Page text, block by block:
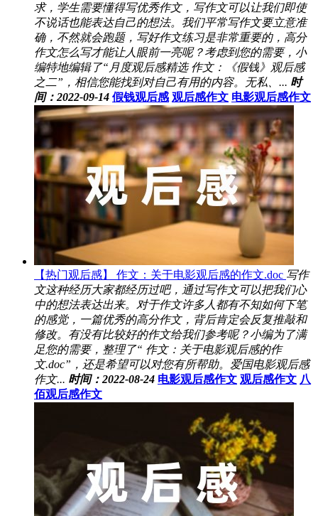
求，学生需要懂得写优秀作文，写作文可以让我们即使
不说话也能表达自己的想法。我们平常写作文要立意准
确，不然就会跑题，写好作文练习是非常重要的，高分
作文怎么写才能让人眼前一亮呢？考虑到您的需要，小
编特地编辑了“月度观后感精选 作文：《假钱》观后感
之二”，相信您能找到对自己有用的内容。无私、... 时
间：2022-09-14 假钱观后感 观后感作文 电影观后感作文
【热门观后感】 作文：关于电影观后感的作文.doc 写作
文这种经历大家都经历过吧，通过写作文可以把我们心
中的想法表达出来。对于作文许多人都有不知如何下笔
的感觉，一篇优秀的高分作文，背后肯定会反复推敲和
修改。有没有比较好的作文给我们参考呢？小编为了满
足您的需要，整理了“ 作文：关于电影观后感的作
文.doc”，还是希望可以对您有所帮助。爱国电影观后感
作文... 时间：2022-08-24 电影观后感作文 观后感作文 八
佰观后感作文